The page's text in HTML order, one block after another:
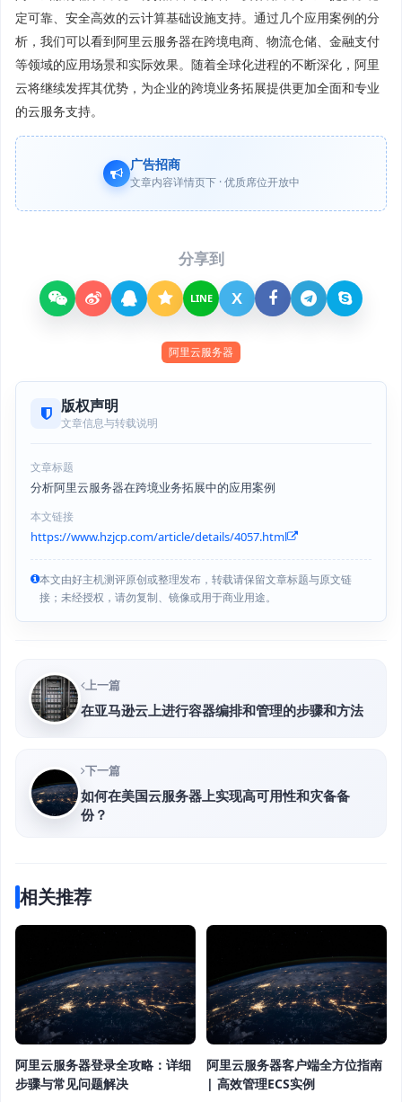
定可靠、安全高效的云计算基础设施支持。通过几个应用案例的分
析，我们可以看到阿里云服务器在跨境电商、物流仓储、金融支付
等领域的应用场景和实际效果。随着全球化进程的不断深化，阿里
云将继续发挥其优势，为企业的跨境业务拓展提供更加全面和专业
的云服务支持。
广告招商
文章内容详情页下 · 优质席位开放中
分享到
LINE X
阿里云服务器
版权声明
文章信息与转载说明
文章标题
分析阿里云服务器在跨境业务拓展中的应用案例
本文链接
https://www.hzjcp.com/article/details/4057.html
本文由好主机测评原创或整理发布，转载请保留文章标题与原文链
接；未经授权，请勿复制、镜像或用于商业用途。
上一篇
在亚马逊云上进行容器编排和管理的步骤和方法
下一篇
如何在美国云服务器上实现高可用性和灾备备
份？
相关推荐
阿里云服务器登录全攻略：详细
步骤与常见问题解决
阿里云服务器客户端全方位指南
| 高效管理ECS实例